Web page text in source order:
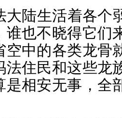
大陆生活着各个
谁也不晓得它们
空中的各类龙骨
法住民和这些龙
是相安无事，全